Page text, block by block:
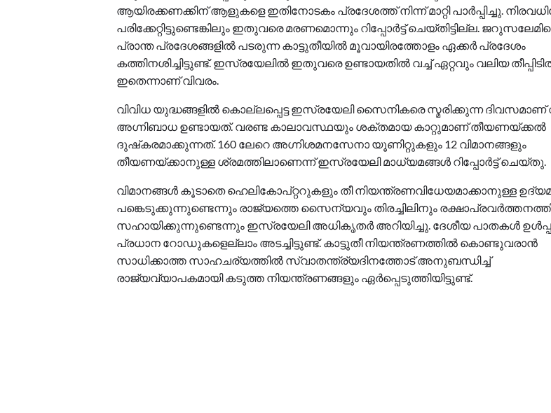
ആയിരക്കണക്കിന് ആളുകളെ ഇതിനോടകം പ്രദേശത്ത് നിന്ന് മാറ്റി പാർപ്പിച്ചു.
പരിക്കേറ്റിട്ടുണ്ടെങ്കിലും ഇതുവരെ മരണമൊന്നും റിപ്പോർട്ട് ചെയ്തിട്ടില്ല.
പ്രാന്ത പ്രദേശങ്ങളിൽ പടരുന്ന കാട്ടുതീയിൽ മൂവായിരത്തോളം ഏക്കർ പ്രദേശം
കത്തിനശിച്ചിട്ടുണ്ട്. ഇസ്രയേലിൽ ഇതുവരെ ഉണ്ടായതിൽ വച്ച് ഏറ്റവും വലിയ
ഇതെന്നാണ് വിവരം.
വിവിധ യുദ്ധങ്ങളിൽ കൊല്ലപ്പെട്ട ഇസ്രയേലി സൈനികരെ സ്മരിക്കുന്ന
അഗ്നിബാധ ഉണ്ടായത്. വരണ്ട കാലാവസ്ഥയും ശക്തമായ കാറ്റുമാണ് തീയണയ്ക്കൽ
ദുഷ്‌കരമാക്കുന്നത്. 160 ലേറെ അഗ്നിശമനസേനാ യൂണിറ്റുകളും 12 വിമാനങ്ങളും
തീയണയ്ക്കാനുള്ള ശ്രമത്തിലാണെന്ന് ഇസ്രയേലി മാധ്യമങ്ങൾ റിപ്പോർട്ട് ചെയ്തു.
വിമാനങ്ങൾ കൂടാതെ ഹെലികോപ്റ്ററുകളും തീ നിയന്ത്രണവിധേയമാക്കാനുള്ള
പങ്കെടുക്കുന്നുണ്ടെന്നും രാജ്യത്തെ സൈന്യവും തിരച്ചിലിനും
സഹായിക്കുന്നുണ്ടെന്നും ഇസ്രയേലി അധികൃതർ അറിയിച്ചു. ദേശീയ പാതകൾ
പ്രധാന റോഡുകളെല്ലാം അടച്ചിട്ടുണ്ട്. കാട്ടുതീ നിയന്ത്രണത്തിൽ കൊണ്ടുവരാൻ
സാധിക്കാത്ത സാഹചര്യത്തിൽ സ്വാതന്ത്ര്യദിനത്തോട് അനുബന്ധിച്ച്
രാജ്യവ്യാപകമായി കടുത്ത നിയന്ത്രണങ്ങളും ഏർപ്പെടുത്തിയിട്ടുണ്ട്.